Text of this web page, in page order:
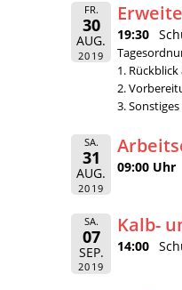
FR.
30
AUG.
2019
19:30
1.
2.
3. Sonstiges
SA.
31
AUG.
2019
09:00 Uhr
SA.
07
SEP.
2019
Kalb-
14:00